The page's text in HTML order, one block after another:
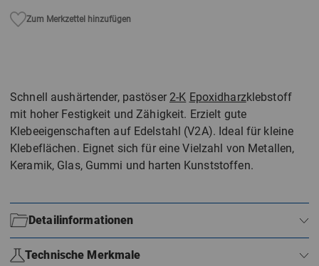
Zum Merkzettel hinzufügen
Schnell aushärtender, pastöser 2-K Epoxidharzklebstoff
mit hoher Festigkeit und Zähigkeit. Erzielt gute
Klebeeigenschaften auf Edelstahl (V2A). Ideal für kleine
Klebeflächen. Eignet sich für eine Vielzahl von Metallen,
Keramik, Glas, Gummi und harten Kunststoffen.
Detailinformationen
Technische Merkmale